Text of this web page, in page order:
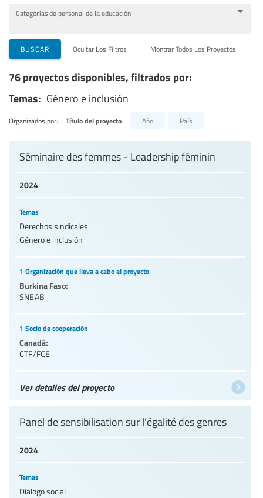
Categorías de personal de la educación
BUSCAR Ocultar Los Filtros Montrar Todos Los Proyectos
76 proyectos disponibles, filtrados por:
Temas: Género e inclusión
Organizados por: Título del proyecto Año País
2024
Séminaire des femmes - Leadership féminin
Temas
Derechos sindicales
Género e inclusión
1 Organización que lleva a cabo el proyecto
Burkina Faso:
SNEAB
1 Socio de cooperación
Canadá:
CTF/FCE
Ver detalles del proyecto
2024
Panel de sensibilisation sur l'égalité des genres
Temas
Diálogo social